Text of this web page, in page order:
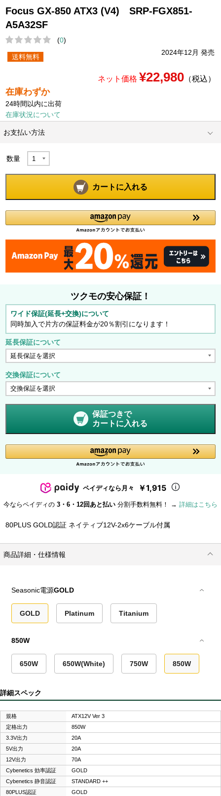
Focus GX-850 ATX3 (V4) SRP-FGX851-
A5A32SF
(0)
2024年12月 発売
送料無料
ネット価格 ¥22,980（税込）
在庫わずか
24時間以内に出荷
在庫状況について
お支払い方法
数量
カートに入れる
ツクモの安心保証！
ワイド保証(延長+交換)について
同時加入で片方の保証料金が20％割引になります！
延長保証について
交換保証について
保証つきで
カートに入れる
ペイディなら月々 ￥1,915
今ならペイディの 3・6・12回あと払い 分割手数料無料！ → 詳細はこちら
80PLUS GOLD認証 ネイティブ12V-2x6ケーブル付属
商品詳細・仕様情報
Seasonic電源GOLD
GOLD Platinum Titanium
850W
650W 650W(White) 750W 850W
詳細スペック
規格
ATX12V Ver 3
定格出力
850W
3.3V出力
20A
5V出力
20A
12V出力
70A
Cybenetics 効率認証
GOLD
Cybenetics 静音認証
STANDARD ++
80PLUS認証
GOLD